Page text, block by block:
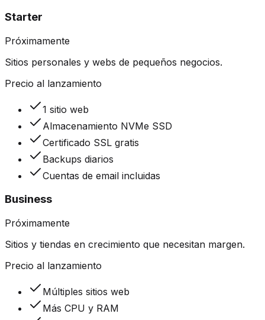
Starter
Próximamente
Sitios personales y webs de pequeños negocios.
Precio al lanzamiento
1 sitio web
Almacenamiento NVMe SSD
Certificado SSL gratis
Backups diarios
Cuentas de email incluidas
Business
Próximamente
Sitios y tiendas en crecimiento que necesitan margen.
Precio al lanzamiento
Múltiples sitios web
Más CPU y RAM